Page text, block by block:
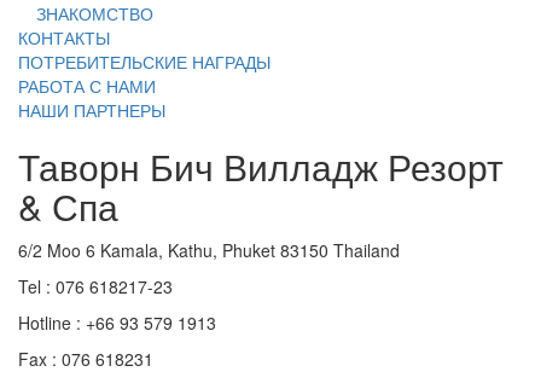
ЗНАКОМСТВО
КОНТАКТЫ
ПОТРЕБИТЕЛЬСКИЕ НАГРАДЫ
РАБОТА С НАМИ
НАШИ ПАРТНЕРЫ
Таворн Бич Вилладж Резорт
& Спа
6/2 Moo 6 Kamala, Kathu, Phuket 83150 Thailand
Tel : 076 618217-23
Hotline : +66 93 579 1913
Fax : 076 618231